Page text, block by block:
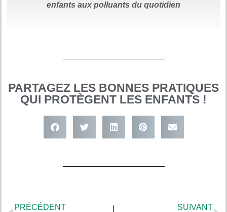
enfants aux polluants du quotidien
PARTAGEZ LES BONNES PRATIQUES
QUI PROTÈGENT LES ENFANTS !
PRÉCÉDENT
SUIVANT